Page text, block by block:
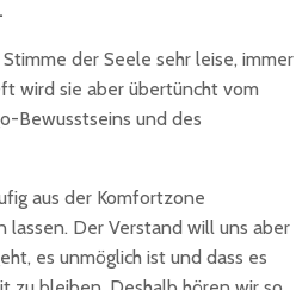
der Seele sehr leise, immer
wird sie aber übertüncht vom
Bewusstseins und des
aus der Komfortzone
lassen. Der Verstand will uns aber
es unmöglich ist und dass es